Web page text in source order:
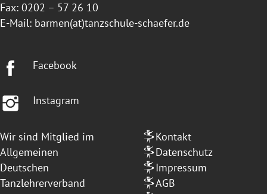
Fax: 0202 – 57 26 10
E-Mail: barmen(at)tanzschule-schaefer.de
Facebook
Instagram
Wir sind Mitglied im
Allgemeinen
Deutschen
Tanzlehrerverband
Kontakt
Datenschutz
Impressum
AGB